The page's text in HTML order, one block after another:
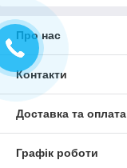
Про нас
Контакти
Доставка та оплата
Графік роботи